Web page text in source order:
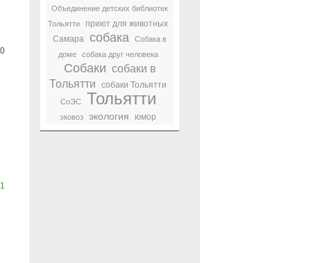
0
Объединение детских библиотек
Тольятти
приют для животных
Самара
собака
Собака в
доме
собака друг человека
Собаки собаки в
Тольятти
собаки Тольятти
СоЭС Тольятти
эковоз экология юмор